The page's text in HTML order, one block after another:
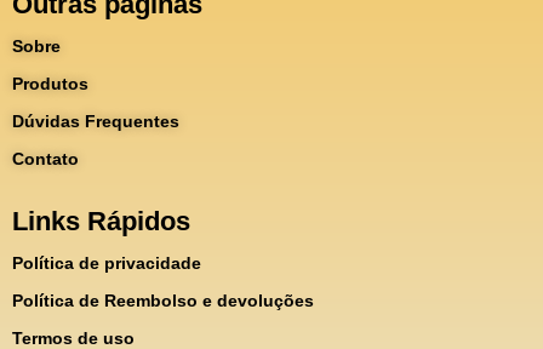
Sobre
Produtos
Dúvidas Frequentes
Contato
Links Rápidos
Política de privacidade
Política de Reembolso e devoluções
Termos de uso